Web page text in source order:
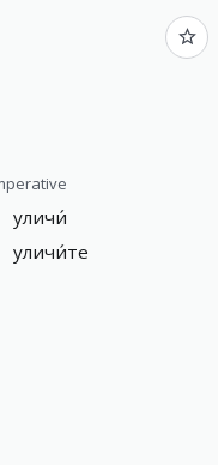
уличи́
уличи́те